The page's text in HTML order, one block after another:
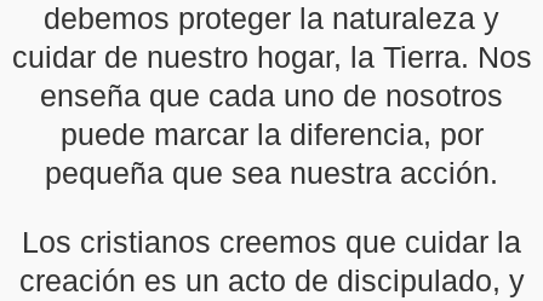
debemos proteger la naturaleza y
cuidar de nuestro hogar, la Tierra. Nos
enseña que cada uno de nosotros
puede marcar la diferencia, por
pequeña que sea nuestra acción.
Los cristianos creemos que cuidar la
creación es un acto de discipulado, y